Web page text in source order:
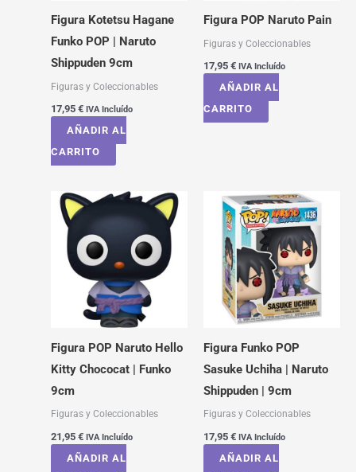
Figura Kotetsu Hagane
Funko POP | Naruto
Shippuden 9cm
Figuras y Coleccionables
17,95 € IVA Incluído
AÑADIR AL
CARRITO
Figura POP Naruto Pain
Figuras y Coleccionables
17,95 € IVA Incluído
AÑADIR AL
CARRITO
Figura POP Naruto Hello
Kitty Chococat | Funko
9cm
Figuras y Coleccionables
21,95 € IVA Incluído
AÑADIR AL
Figura Funko POP
Sasuke Uchiha | Naruto
Shippuden | 9cm
Figuras y Coleccionables
17,95 € IVA Incluído
AÑADIR AL